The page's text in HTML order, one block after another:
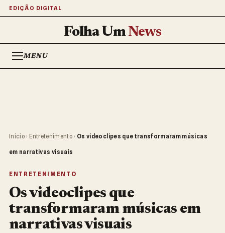
EDIÇÃO DIGITAL
Folha UmNews
MENU
Início › Entretenimento › Os videoclipes que transformaram músicas
em narrativas visuais
ENTRETENIMENTO
Os videoclipes que
transformaram músicas em
narrativas visuais